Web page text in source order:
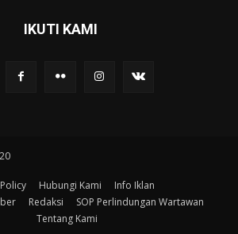
IKUTI KAMI
Hubungi Kami
Info Iklan
Redaksi
SOP Perlindungan Wartawan
Tentang Kami